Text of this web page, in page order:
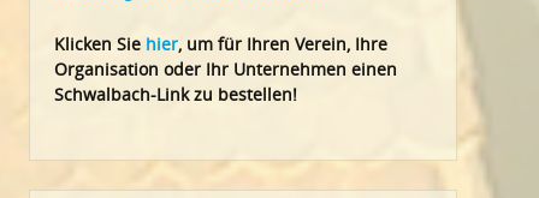
Klicken Sie hier, um für Ihren Verein, Ihre
Organisation oder Ihr Unternehmen einen
Schwalbach-Link zu bestellen!